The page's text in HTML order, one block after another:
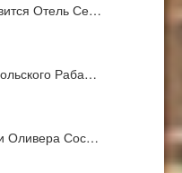
Отель Се…
Раба…
Оливера Сос…